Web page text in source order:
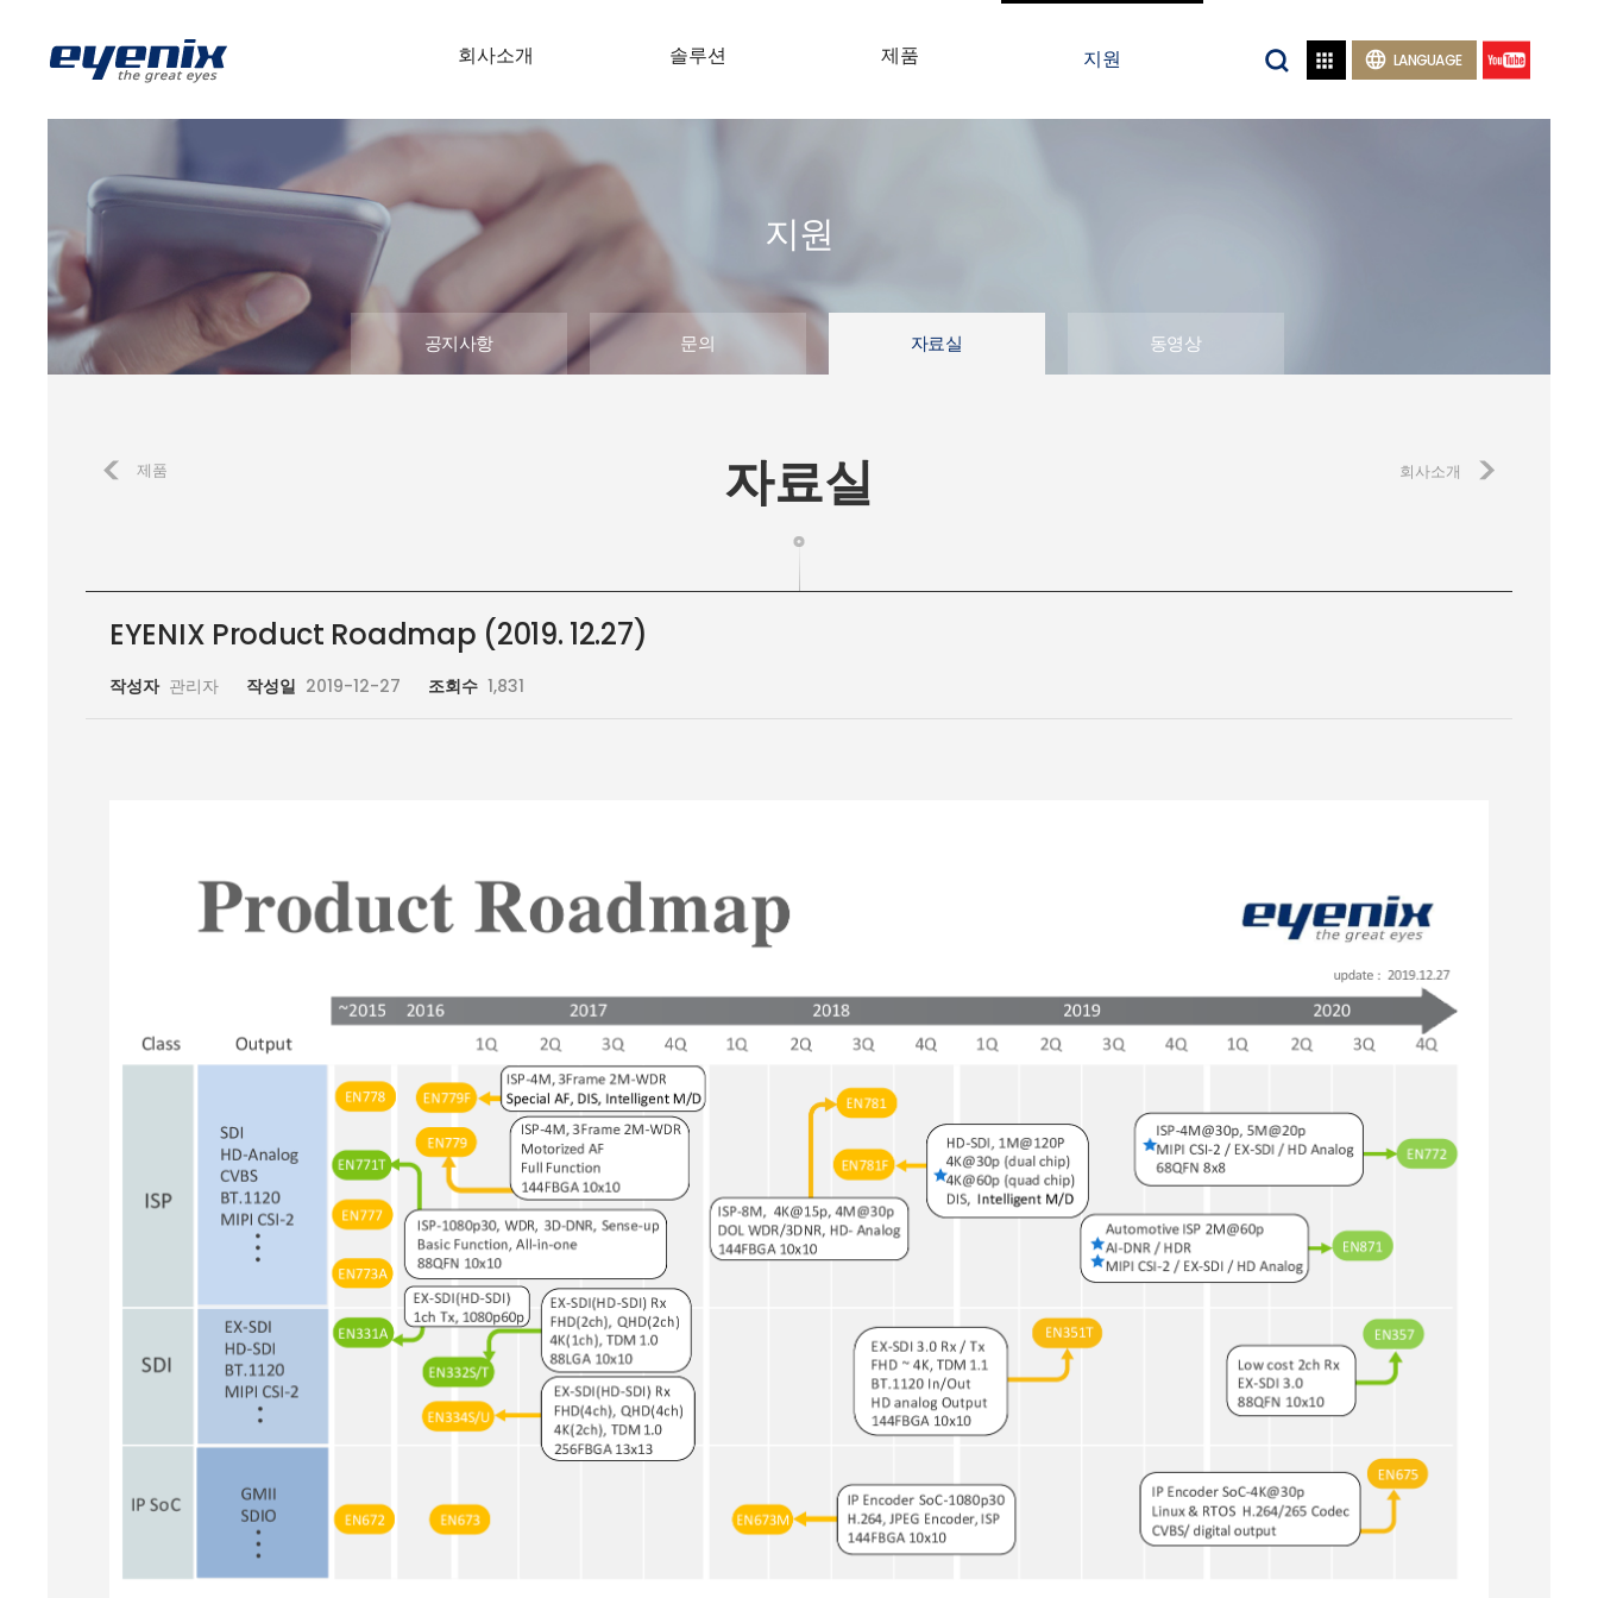
  LANGUAGE
회사소개 솔루션 제품 지원
지원
공지사항 문의 자료실 동영상
자료실
제품 회사소개
EYENIX Product Roadmap (2019. 12.27)
작성자 관리자 작성일 2019-12-27 조회수 1,831